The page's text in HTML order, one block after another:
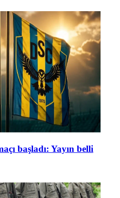
başladı: Yayın belli